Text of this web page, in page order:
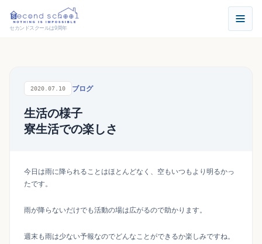
セカンドスクールは9周年
2020.07.10 ブログ
生活の様子
寮生活での楽しさ
今日は雨に降られることはほとんどなく、空もいつもより明るかっ
たです。
雨が降らないだけでも活動の場は広がるので助かります。
週末も雨は少ない予報なのでどんなことができるか楽しみですね。